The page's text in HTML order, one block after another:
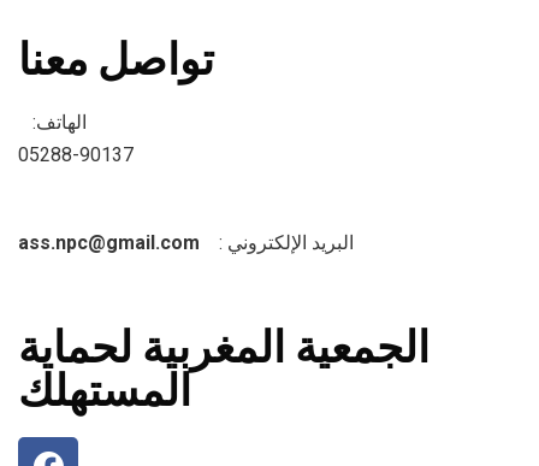
تواصل معنا
الهاتف:
05288-90137​
البريد الإلكتروني : ass.npc@gmail.com​
الجمعية المغربية لحماية
المستهلك